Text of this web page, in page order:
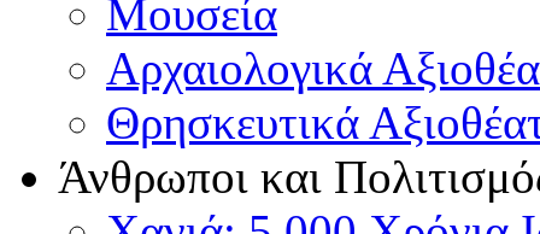
Μουσεία
Αρχαιολογικά
Θρησκευτικά
Άνθρωποι και